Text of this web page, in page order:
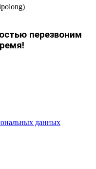
перезвоним
данных